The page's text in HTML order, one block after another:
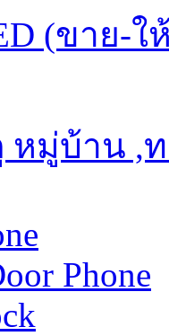
(ขาย-ใ
มู่บ้าน ,ท
Phone